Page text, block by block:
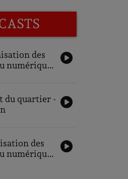
des
numérique,
du quartier -
des
numérique,